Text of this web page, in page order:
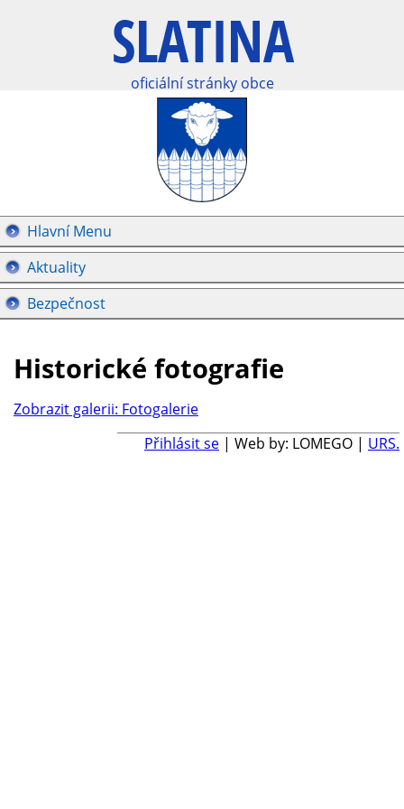
oficiální stránky obce
Hlavní Menu
Aktuality
Bezpečnost
Historické fotografie
Zobrazit galerii: Fotogalerie
Přihlásit se | Web by: LOMEGO | URS.